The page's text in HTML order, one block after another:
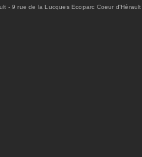
- 9 rue de la Lucques Ecoparc Coeur